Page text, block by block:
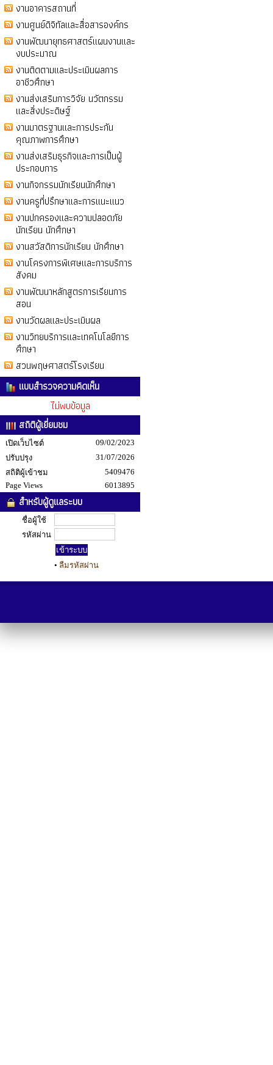
งานอาคารสถานที่
งานศูนย์ดิจิทัลและสื่อสารองค์กร
งานพัฒนายุทธศาสตร์แผนงานและ
งบประมาณ
งานติดตามและประเมินผลการ
อาชีวศึกษา
งานส่งเสริมการวิจัย นวัตกรรม
และสิ่งประดิษฐ์
งานมาตรฐานและการประกัน
คุณภาพการศึกษา
งานส่งเสริมธุรกิจและการเป็นผู้
ประกอบการ
งานกิจกรรมนักเรียนนักศึกษา
งานครูที่ปรึกษาและการแนะแนว
งานปกครองและความปลอดภัย
นักเรียน นักศึกษา
งานสวัสดิการนักเรียน นักศึกษา
งานโครงการพิเศษและการบริการ
สังคม
งานพัฒนาหลักสูตรการเรียนการ
สอน
งานวัดผลและประเมินผล
งานวิทยบริการและเทคโนโลยีการ
ศึกษา
สวนพฤษศาสตร์โรงเรียน
แบบสำรวจความคิดเห็น
ไม่พบข้อมูล
สถิติผู้เยี่ยมชม
เปิดเว็บไซต์
09/02/2023
ปรับปรุง
31/07/2026
สถิติผู้เข้าชม
5409476
Page Views
6013895
สำหรับผู้ดูแลระบบ
ชื่อผู้ใช้
รหัสผ่าน
• ลืมรหัสผ่าน